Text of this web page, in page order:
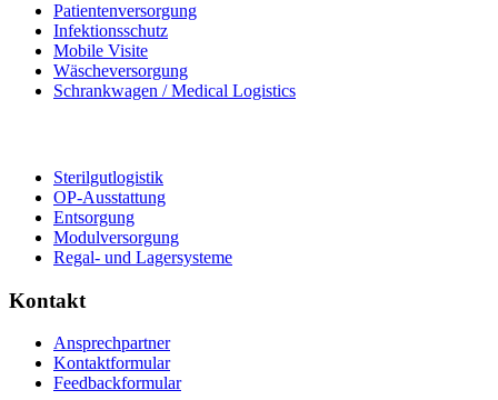
Patientenversorgung
Infektionsschutz
Mobile Visite
Wäscheversorgung
Schrankwagen / Medical Logistics
Sterilgutlogistik
OP-Ausstattung
Entsorgung
Modulversorgung
Regal- und Lagersysteme
Kontakt
Ansprechpartner
Kontaktformular
Feedbackformular